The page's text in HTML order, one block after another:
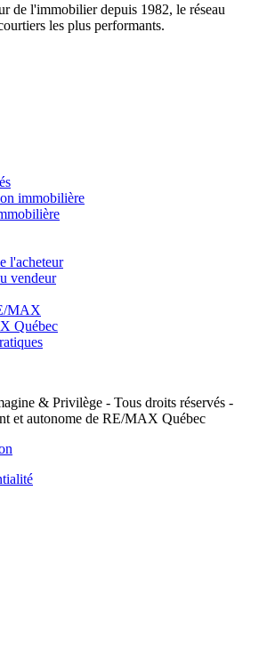
de l'immobilier depuis 1982, le réseau
les plus performants.
immobilière
l'acheteur
vendeur
MAX
Québec
& Privilège - Tous droits réservés -
et autonome de RE/MAX Québec